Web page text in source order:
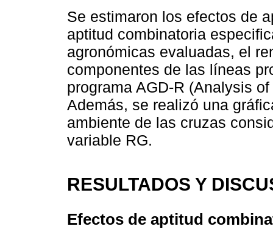
Se estimaron los efectos de
aptitud combinatoria
agronómicas evaluadas, el
componentes de las líneas
programa AGD-R (Analysis
Además, se realizó una
ambiente de las cruzas
variable RG.
RESULTADOS Y
Efectos de aptitud